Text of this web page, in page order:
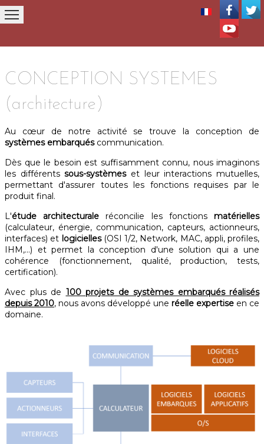
ACCUEIL
CONCEPTION SYSTEMES
(architecture)
Au cœur de notre activité se trouve la conception de
systèmes embarquéscommunication.
Dès que le besoin est suffisamment connu, nous imaginons
les différentssous-systèmeset leur interactions mutuelles,
permettant d'assurer toutes les fonctions requises par le
produit final.
L'étude architecturale réconcilie les fonctionsmatérielles
(calculateur, énergie, communication, capteurs, actionneurs,
interfaces) et logicielles(OSI 1/2, Network, MAC, appli, profiles,
IHM,...) et permet la conception d'une solution qui a une
cohérence (fonctionnement, qualité, production, tests,
certification).
Avec plus de 100 projets de systèmes embarqués réalisés
depuis 2010, nous avons développé une réelle expertise en ce
domaine.